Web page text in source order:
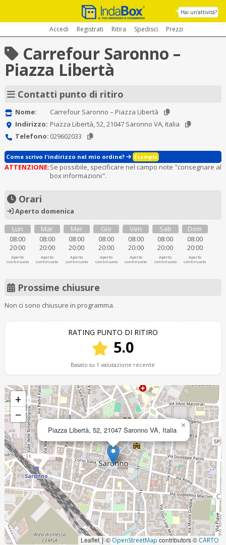
Hai un'attività?
Accedi Registrati Ritira Spedisci Prezzi
Carrefour Saronno –
Piazza Libertà
Contatti punto di ritiro
Nome:
Carrefour Saronno – Piazza Libertà
Indirizzo: Piazza Libertà, 52, 21047 Saronno VA, Italia
Telefono: 029602033
Come scrivo l'indirizzo nel mio ordine? Esempio
ATTENZIONE:Se possibile, specificare nel campo note "consegnare al
box informazioni".
Orari
Aperto domenica
Lun
08:00
20:00
Aperto
continuato
Mar
08:00
20:00
Aperto
continuato
Mer
08:00
20:00
Aperto
continuato
Gio
08:00
20:00
Aperto
continuato
Ven
08:00
20:00
Aperto
continuato
Sab
08:00
20:00
Aperto
continuato
Dom
08:00
20:00
Aperto
continuato
Prossime chiusure
Non ci sono chiusure in programma.
RATING PUNTO DI RITIRO
5.0
Basato su 1 valutazione recente
Piazza Libertà, 52, 21047 Saronno VA, Italia ×
+
−
Leaflet| © OpenStreetMap contributors ©CARTO